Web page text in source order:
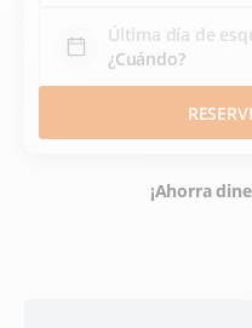
Última día de
¡Ahorra